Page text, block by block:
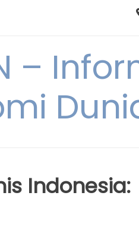
–
Indonesia: